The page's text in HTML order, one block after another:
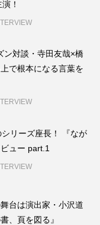
！
ン対談・寺田友哉×橋
で根本になる言葉を
リーズ座長！ 『なが
ュー part.1
台は演出家・小沢道
、頁を図る』